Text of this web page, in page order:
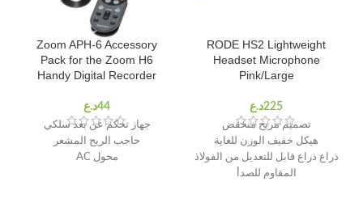
RODE HS2 Lightweight
Headset Microphone
Pink/Large
تصميم مريح منخفض
هيكل خفيف الوزن للغاية
ذراع ذراع قابل للتعديل من الفولاذ
المقاوم للصدأ
Zoom APH-6 Accessory
Pack for the Zoom H6
Handy Digital Recorder
جهاز تحكم عن بعد سلكي
حاجب الريح المشعر
محول AC